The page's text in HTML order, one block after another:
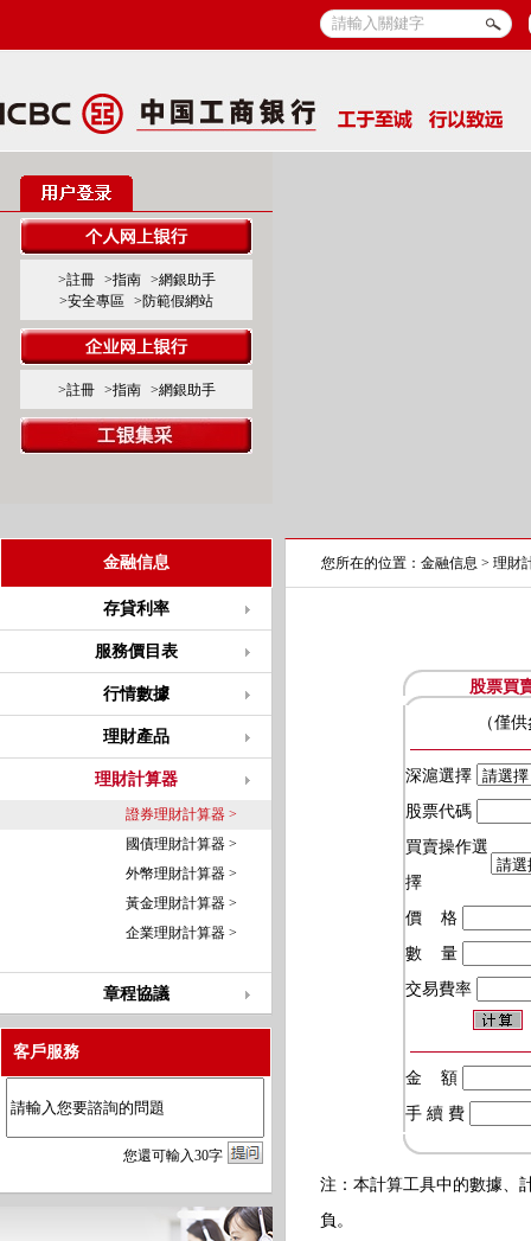
>註冊 >指南
>網銀助手
>安全專區
>防範假網站
>註冊 >指南 >網銀助手
金融信息
存貸利率
服務價目表
行情數據
理財產品
理財計算器
證券理財計算器 >
國債理財計算器 >
外幣理財計算器 >
黃金理財計算器 >
企業理財計算器 >
章程協議
客戶服務
您還可輸入30字
您所在的位置： 金融信息 > 理財
股票買
（僅
深滬選擇
股票代碼
買賣操作選
擇
價 格
數 量
交易費率
金 額
手 續 費
注：本計算工具中的數據、
負。